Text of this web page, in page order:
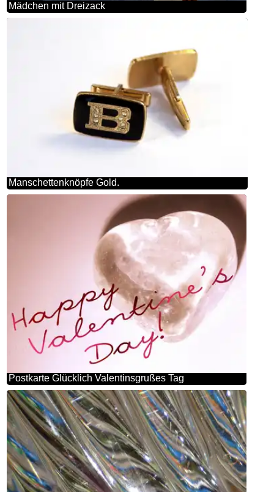
Mädchen mit Dreizack
Manschettenknöpfe Gold.
Postkarte Glücklich Valentinsgrußes Tag